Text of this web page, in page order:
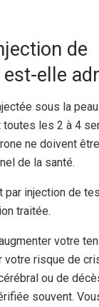
de
elle
sous la
les 2 à 4
ne doivent
de la santé.
par injection de
traitée.
votre
votre risque de
ou de
souvent.